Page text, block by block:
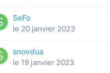
SeFo
le 20 janvier 2023
snovdua
le 19 janvier 2023